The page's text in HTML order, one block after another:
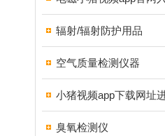
辐射/辐射防护用品
空气质量检测仪器
臭氧检测仪